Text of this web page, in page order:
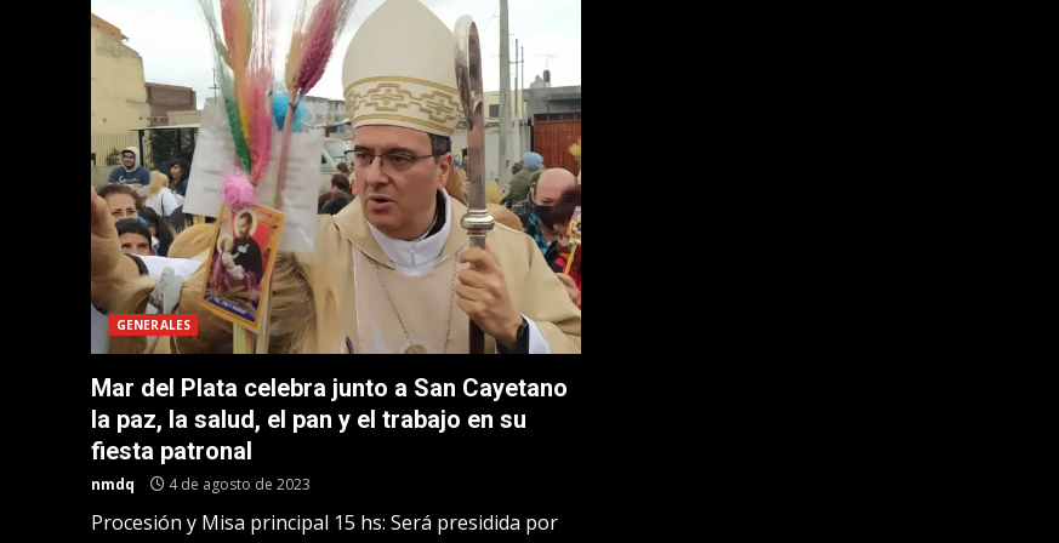
GENERALES
Mar del Plata celebra junto a San Cayetano
la paz, la salud, el pan y el trabajo en su
fiesta patronal
nmdq 4 de agosto de 2023
Procesión y Misa principal 15 hs: Será presidida por